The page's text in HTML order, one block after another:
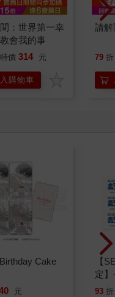
：世界第一幸
會我的事
特價 314 元
購物車
請解
79 折
Cake
元
【
定
齦護
93 折